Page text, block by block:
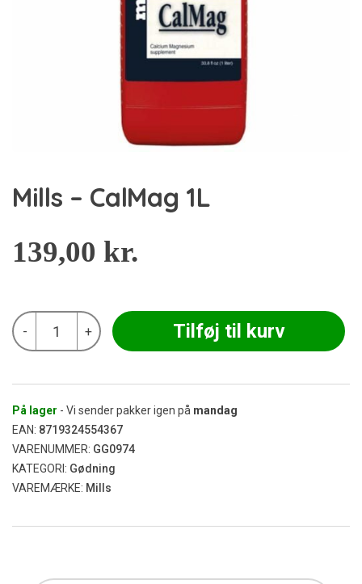
Mills – CalMag 1L
139,00 kr.
-
Mills
CalMag
+ Tilføj til kurv
På lager - Vi sender pakker igen på mandag
EAN: 8719324554367
VARENUMMER: GG0974
KATEGORI: Gødning
VAREMÆRKE: Mills